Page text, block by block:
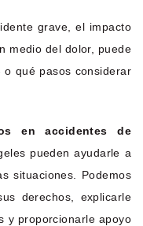
grave, el impacto
medio del dolor, puede
qué pasos considerar
en accidentes de
pueden ayudarle a
situaciones. Podemos
derechos, explicarle
y proporcionarle apoyo